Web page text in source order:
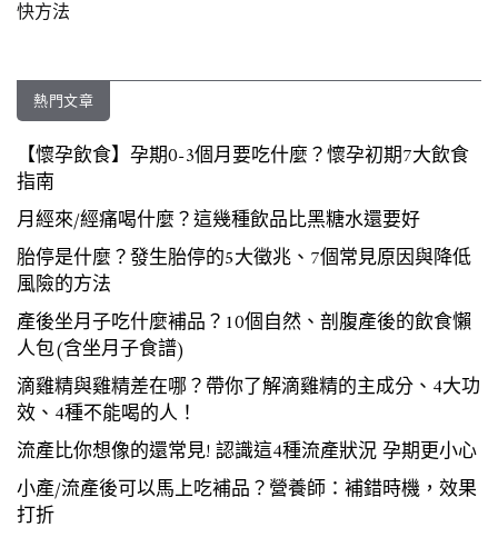
快方法
熱門文章
【懷孕飲食】孕期0-3個月要吃什麼？懷孕初期7大飲食
指南
月經來/經痛喝什麼？這幾種飲品比黑糖水還要好
胎停是什麼？發生胎停的5大徵兆、7個常見原因與降低
風險的方法
產後坐月子吃什麼補品？10個自然、剖腹產後的飲食懶
人包(含坐月子食譜)
滴雞精與雞精差在哪？帶你了解滴雞精的主成分、4大功
效、4種不能喝的人！
流產比你想像的還常見! 認識這4種流產狀況 孕期更小心
小產/流產後可以馬上吃補品？營養師：補錯時機，效果
打折